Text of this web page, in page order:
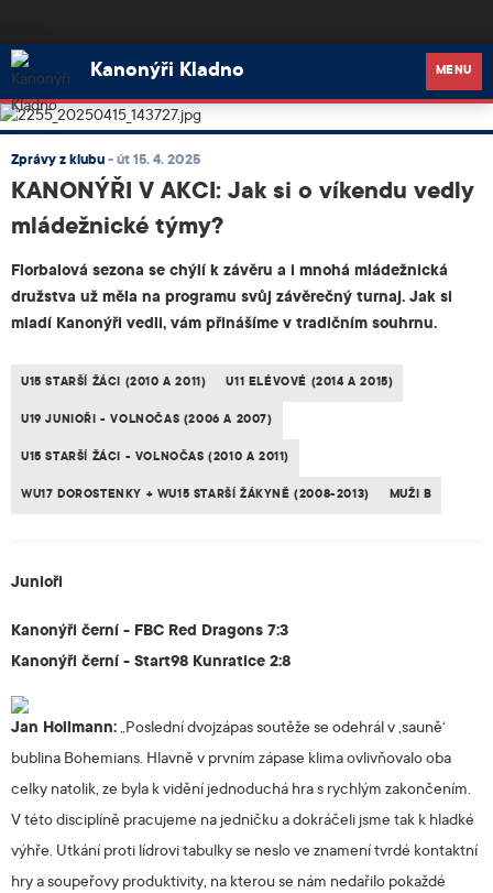
Kanonýři Kladno
Kanonýři Kladno MENU
Zprávy z klubu - út 15. 4. 2025
KANONÝŘI V AKCI: Jak si o víkendu vedly
mládežnické týmy?
Florbalová sezona se chýlí k závěru a i mnohá mládežnická
družstva už měla na programu svůj závěrečný turnaj. Jak si
mladí Kanonýři vedli, vám přinášíme v tradičním souhrnu.
U15 STARŠÍ ŽÁCI (2010 A 2011) U11 ELÉVOVÉ (2014 A 2015)
U19 JUNIOŘI - VOLNOČAS (2006 A 2007)
U15 STARŠÍ ŽÁCI - VOLNOČAS (2010 A 2011)
WU17 DOROSTENKY + WU15 STARŠÍ ŽÁKYNĚ (2008-2013) MUŽI B
Junioři
Kanonýři černí - FBC Red Dragons 7:3
Kanonýři černí - Start98 Kunratice 2:8
Jan Hollmann:„Poslední dvojzápas soutěže se odehrál v ‚sauně‘
bublina Bohemians. Hlavně v prvním zápase klima ovlivňovalo oba
celky natolik, ze byla k vidění jednoduchá hra s rychlým zakončením.
V této disciplíně pracujeme na jedničku a dokráčeli jsme tak k hladké
výhře. Utkání proti lídrovi tabulky se neslo ve znamení tvrdé kontaktní
hry a soupeřovy produktivity, na kterou se nám nedařilo pokaždé